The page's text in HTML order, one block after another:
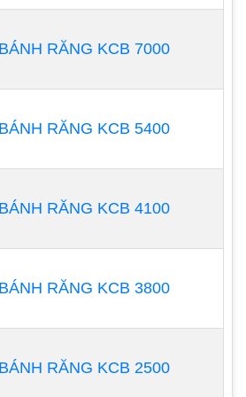
của máy bơm pittông chung,
định lượng còn có các
quá trình hoạt động, Máy bơm
thể được sử dụng theo nhu
100% phạm vi điều chỉnh vô
chất lỏng có thể được
ứng một số yêu cầu về độ
RĂNG KCB 7000
RĂNG KCB 5400
RĂNG KCB 4100
RĂNG KCB 3800
RĂNG KCB 2500